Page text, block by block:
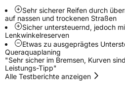
EU Label
EffizienzC
NasshaftungA
Rollgeräusch (Klasse)
Sehr sicherer Reifen durch
auf nassen und trockenen Straßen
Sicher untersteuernd, jedoch
Lenkwinkelreserven
Etwas zu ausgeprägtes
Queraquaplaning
"Sehr sicher im Bremsen, Kurven
Leistungs-Tipp"
Alle Testberichte anzeigen